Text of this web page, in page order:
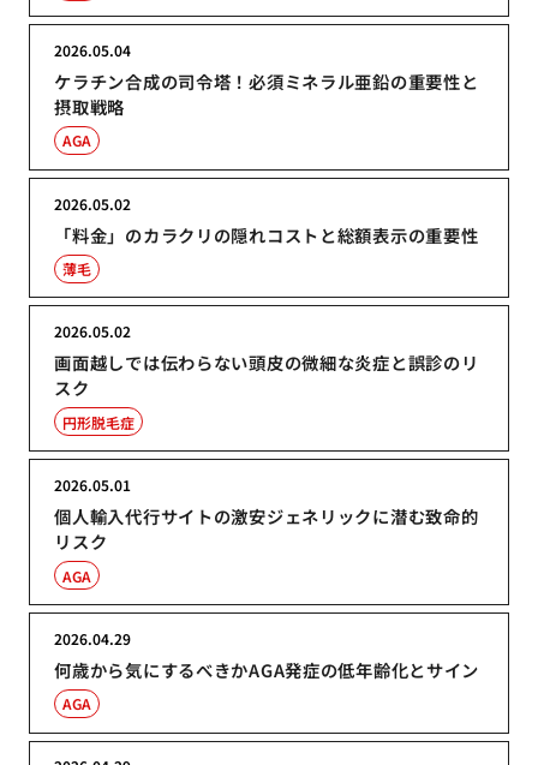
ケラチン合成の司令塔！必須ミネラル亜鉛の重要性と
摂取戦略
2026.05.04
AGA
「料金」のカラクリの隠れコストと総額表示の重要性
2026.05.02
薄毛
画面越しでは伝わらない頭皮の微細な炎症と誤診のリ
スク
2026.05.02
円形脱毛症
個人輸入代行サイトの激安ジェネリックに潜む致命的
リスク
2026.05.01
AGA
何歳から気にするべきかAGA発症の低年齢化とサイン
2026.04.29
AGA